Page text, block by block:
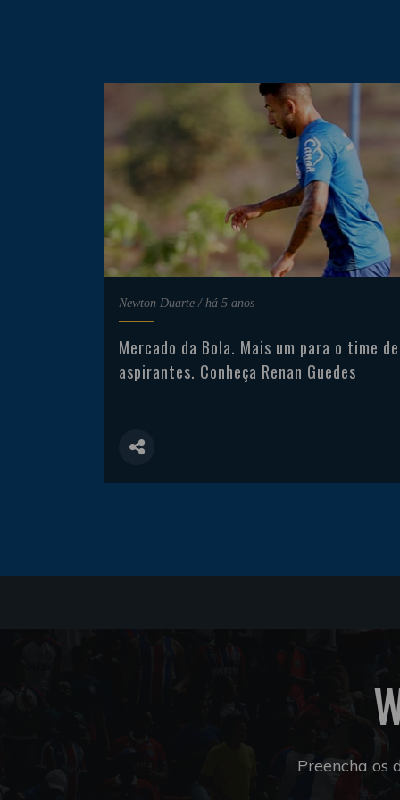
Newton Duarte / há 5 anos
Mercado da Bola. Mais um para o time de
aspirantes. Conheça Renan Guedes
Preencha os